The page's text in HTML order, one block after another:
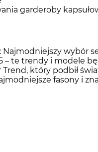
garderoby
Najmodniejszy
– te trendy i modele
który podbił
fasony i